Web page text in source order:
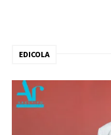
EDICOLA